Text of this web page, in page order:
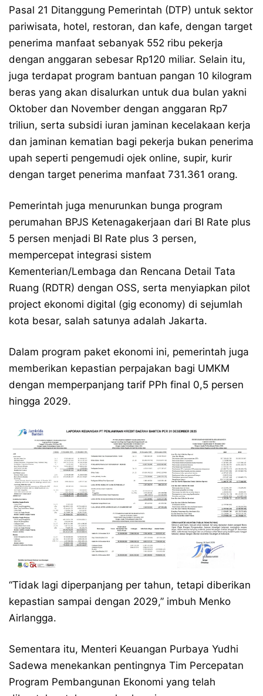
Pasal 21 Ditanggung Pemerintah (DTP) untuk sektor
pariwisata, hotel, restoran, dan kafe, dengan target
penerima manfaat sebanyak 552 ribu pekerja
dengan anggaran sebesar Rp120 miliar. Selain itu,
juga terdapat program bantuan pangan 10 kilogram
beras yang akan disalurkan untuk dua bulan yakni
Oktober dan November dengan anggaran Rp7
triliun, serta subsidi iuran jaminan kecelakaan kerja
dan jaminan kematian bagi pekerja bukan penerima
upah seperti pengemudi ojek online, supir, kurir
dengan target penerima manfaat 731.361 orang.
Pemerintah juga menurunkan bunga program
perumahan BPJS Ketenagakerjaan dari BI Rate plus
5 persen menjadi BI Rate plus 3 persen,
mempercepat integrasi sistem
Kementerian/Lembaga dan Rencana Detail Tata
Ruang (RDTR) dengan OSS, serta menyiapkan pilot
project ekonomi digital (gig economy) di sejumlah
kota besar, salah satunya adalah Jakarta.
Dalam program paket ekonomi ini, pemerintah juga
memberikan kepastian perpajakan bagi UMKM
dengan memperpanjang tarif PPh final 0,5 persen
hingga 2029.
“Tidak lagi diperpanjang per tahun, tetapi diberikan
kepastian sampai dengan 2029,” imbuh Menko
Airlangga.
Sementara itu, Menteri Keuangan Purbaya Yudhi
Sadewa menekankan pentingnya Tim Percepatan
Program Pembangunan Ekonomi yang telah